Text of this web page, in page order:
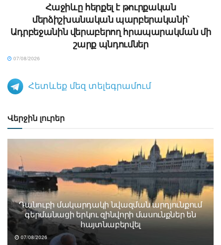
Հաջիևը հերքել է թուրքական
մերձիշխանական պարբերականի՝
Ադրբեջանին վերաբերող հրապարակման մի
շարք պնդումներ
07/08/2026
Հետևեք մեզ տելեգրամում
Վերջին լուրեր
Դանուբի մակարդակի նվազման արդյունքում
գերմանացի երկու զինվորի մասունքներ են
հայտնաբերվել
07/08/2026